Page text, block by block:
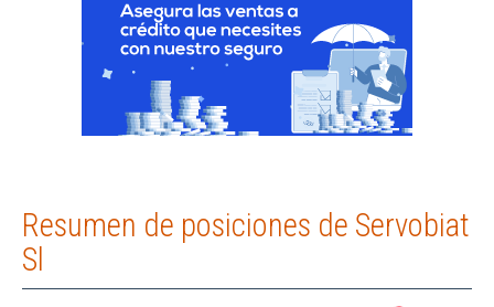
Resumen de posiciones de Servobiat
Sl